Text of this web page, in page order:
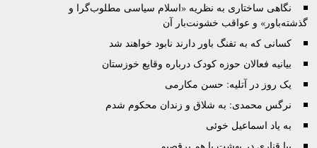
نگاهی ساختاری به نظریه «اسلام سیاسی مطلوب‌گرا و
گذشته‌باور» و عواقب خشونت‌بار آن
کسانی که به تفنگ باور دارند نابود خواهند شد
بیانیه فعالان حوزه کودک درباره وقایع خوزستان
یک روز در آتلیه: حسن مکارمی
نرگس محمدی: به شلاق و زندان محکوم شدم
به یاد اسماعیل خوئی